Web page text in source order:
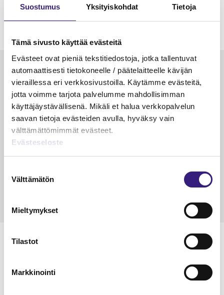
Suostumus Yksityiskohdat Tietoja
Tämä sivusto käyttää evästeitä
Evästeet ovat pieniä tekstitiedostoja, jotka tallentuvat
automaattisesti tietokoneelle / päätelaitteelle kävijän
vieraillessa eri verkkosivustoilla. Käytämme evästeitä,
jotta voimme tarjota palvelumme mahdollisimman
käyttäjäystävällisenä. Mikäli et halua verkkopalvelun
saavan tietoja evästeiden avulla, hyväksy vain
välttämättömimmät evästeet.
Evästeseloste
valinta
Välttämätön
Mieltymykset
Tilastot
Markkinointi
Luetuimmat
VEROTUS
Kulu­veloitukset arvon­lisä­
verotuksessa – omien kulujen
veloitus, kulujen edelleen­
veloitus ja läpi­laskutus